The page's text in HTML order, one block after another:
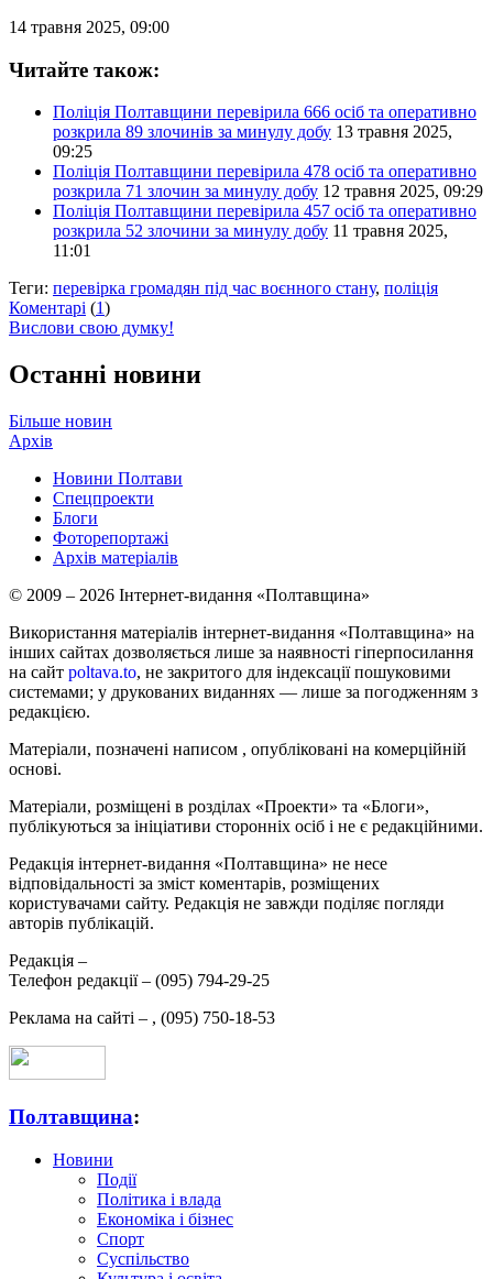
14 травня 2025, 09:00
Читайте також:
Поліція Полтавщини перевірила 666 осіб та оперативно
розкрила 89 злочинів за минулу добу 13 травня 2025,
09:25
Поліція Полтавщини перевірила 478 осіб та оперативно
розкрила 71 злочин за минулу добу 12 травня 2025, 09:29
Поліція Полтавщини перевірила 457 осіб та оперативно
розкрила 52 злочини за минулу добу 11 травня 2025,
11:01
Теги: перевірка громадян під час воєнного стану, поліція
Коментарі (1)
Вислови свою думку!
Останні новини
Більше новин
Архів
Новини Полтави
Спецпроекти
Блоги
Фоторепортажі
Архів матеріалів
© 2009 – 2026 Інтернет-видання «Полтавщина»
Використання матеріалів інтернет-видання «Полтавщина» на
інших сайтах дозволяється лише за наявності гіперпосилання
на сайт poltava.to, не закритого для індексації пошуковими
системами; у друкованих виданнях — лише за погодженням з
редакцією.
Матеріали, позначені написом , опубліковані на комерційній
основі.
Матеріали, розміщені в розділах «Проекти» та «Блоги»,
публікуються за ініціативи сторонніх осіб і не є редакційними.
Редакція інтернет-видання «Полтавщина» не несе
відповідальності за зміст коментарів, розміщених
користувачами сайту. Редакція не завжди поділяє погляди
авторів публікацій.
Редакція –
Телефон редакції – (095) 794-29-25
Реклама на сайті – , (095) 750-18-53
Полтавщина:
Новини
Події
Політика і влада
Економіка і бізнес
Спорт
Суспільство